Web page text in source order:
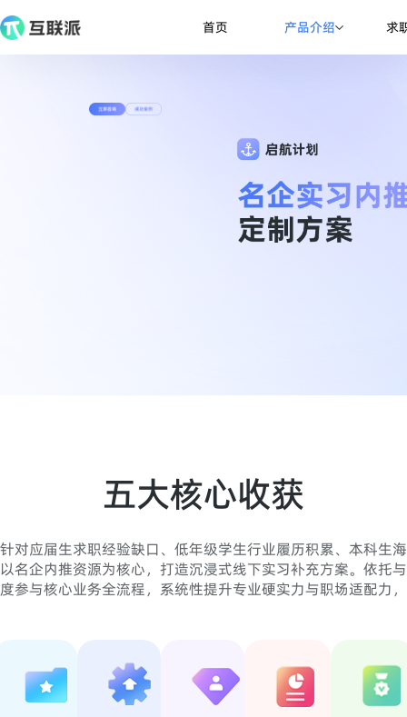
首页 产品介绍 求
五大核心收获
针对应届生求职经验缺口、低年级学生行业履历积累、本科生
以名企内推资源为核心，打造沉浸式线下实习补充方案。依托
度参与核心业务全流程，系统性提升专业硬实力与职场适配力